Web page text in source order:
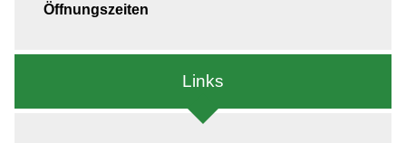
Öffnungszeiten
Links